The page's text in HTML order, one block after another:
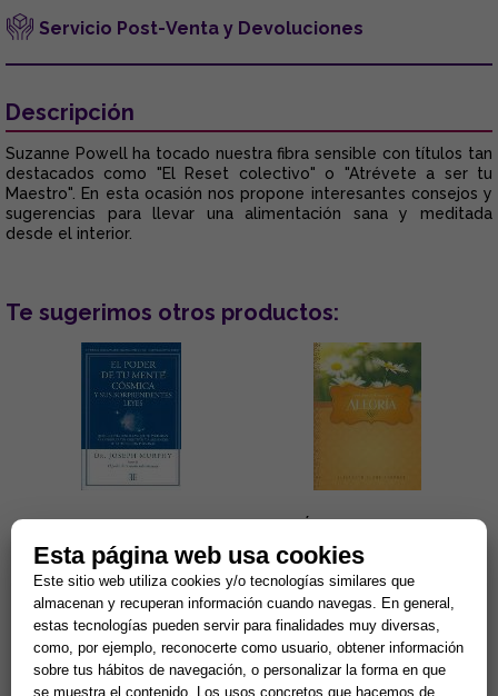
Servicio Post-Venta y Devoluciones
Descripción
Suzanne Powell ha tocado nuestra fibra sensible con títulos tan
destacados como "El Reset colectivo" o "Atrévete a ser tu
Maestro". En esta ocasión nos propone interesantes consejos y
sugerencias para llevar una alimentación sana y meditada
desde el interior.
Te sugerimos otros productos:
EL PODER DE TU MENTE
SORPRENDENTES LEYES
La fe, la sanación, el contacto
con la mente cósmica, el
coraje, la seguridad... Éstas son
algunas de las quin...
13,46 €
Comprar
ALEGRÍA
Esta deliciosa colección de
libritos en formato bolsillo te
acercará a los pensamientos
de Elizabeth Clare Pro...
8,65 €
Comprar
Esta página web usa cookies
Este sitio web utiliza cookies y/o tecnologías similares que
almacenan y recuperan información cuando navegas. En general,
estas tecnologías pueden servir para finalidades muy diversas,
como, por ejemplo, reconocerte como usuario, obtener información
sobre tus hábitos de navegación, o personalizar la forma en que
se muestra el contenido. Los usos concretos que hacemos de